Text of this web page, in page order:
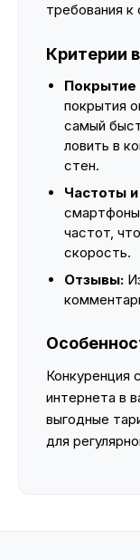
требования к
Критерии
Покрытие
покрытия
самый
ловить в
стен.
Частоты и
частот,
скорость.
Отзывы:
Конкуренция
интернета в
выгодные
для